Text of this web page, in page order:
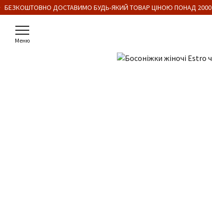
ДОСТАВИМО БУДЬ-ЯКИЙ ТОВАР ЦІНОЮ ПОНАД 2000 ₴
Меню